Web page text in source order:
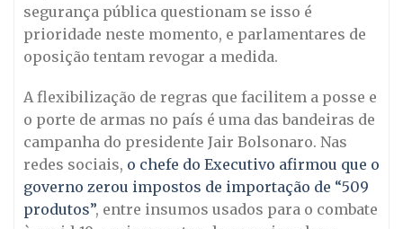
segurança pública questionam se isso é
prioridade neste momento, e parlamentares de
oposição tentam revogar a medida.
A flexibilização de regras que facilitem a posse e
o porte de armas no país é uma das bandeiras de
campanha do presidente Jair Bolsonaro. Nas
redes sociais, o chefe do Executivo afirmou que o
governo zerou impostos de importação de “509
produtos”, entre insumos usados para o combate